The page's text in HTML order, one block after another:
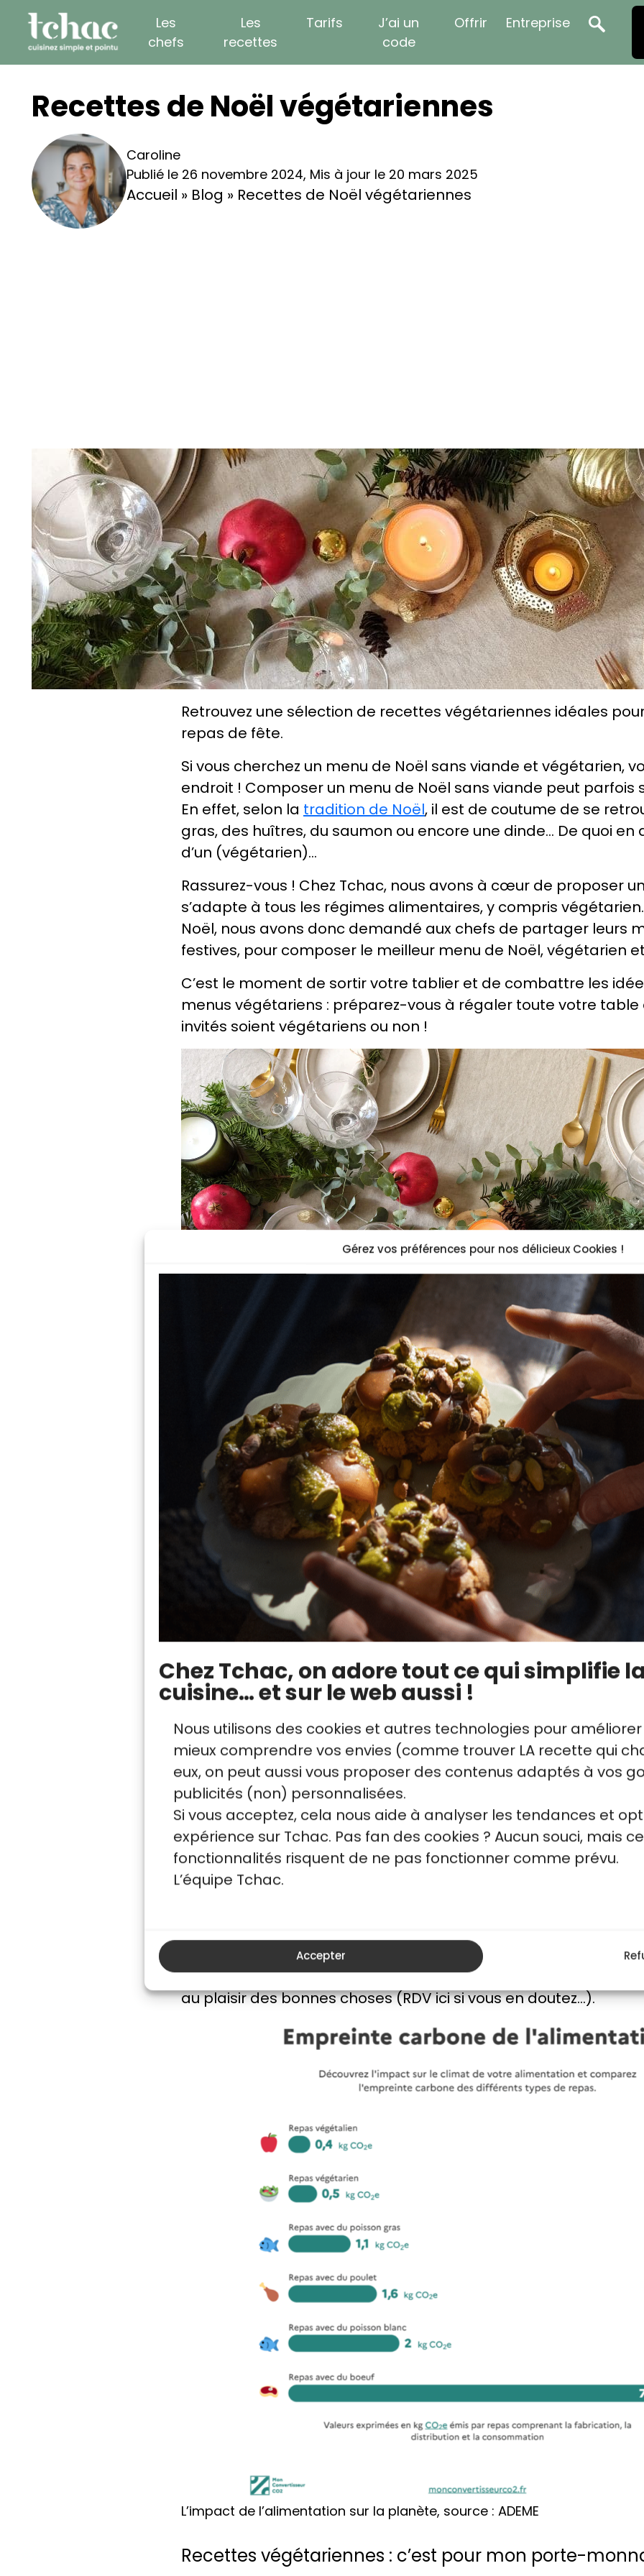
Gérez vos préférences pour nos délicieux Cookies !
Chez Tchac, on adore tout ce qui simplifie
cuisine… et sur le web aussi !
Nous utilisons des cookies et autres technologies pour
mieux comprendre vos envies (comme trouver LA recette qui
eux, on peut aussi vous proposer des contenus adaptés à vos
publicités (non) personnalisées.
Si vous acceptez, cela nous aide à analyser les tendances et
expérience sur Tchac. Pas fan des cookies ? Aucun souci, mais
fonctionnalités risquent de ne pas fonctionner comme prévu.
L’équipe Tchac.
Accepter
content
Les
chefs
Les
recettes
Tarifs
J’ai un
code
Offrir Entreprise
Recettes de Noël végétariennes
Caroline
Publié le 26 novembre 2024, Mis à jour le 20 mars 2025
Accueil » Blog » Recettes de Noël végétariennes
Retrouvez une sélection de recettes végétariennes idéales
repas de fête.
Si vous cherchez un menu de Noël sans viande et végétarien,
endroit ! Composer un menu de Noël sans viande peut parfois
En effet, selon la tradition de Noël, il est de coutume de se
gras, des huîtres, du saumon ou encore une dinde… De quoi en
d’un (végétarien)…
Rassurez-vous ! Chez Tchac, nous avons à cœur de proposer
s’adapte à tous les régimes alimentaires, y compris végétarien.
Noël, nous avons donc demandé aux chefs de partager leurs
festives, pour composer le meilleur menu de Noël, végétarien
C’est le moment de sortir votre tablier et de combattre les
menus végétariens : préparez-vous à régaler toute votre table
invités soient végétariens ou non !
La table de Noël et le challenge d’un menu végétarien
Pourquoi faire des recettes de
végétariennes ?
Avant de vous partager toutes les inspirations de recettes de
voici les très bonnes raisons de se lancer. Utile si jamais l’on
à table.
Recettes végétariennes : c’est pour la planète !
La première raison de cuisiner un repas végétarien à Noël, c’est
impact moindre sur l’environnement. Au-delà du bien-être
alimentation végétarienne est meilleure pour l’environnement.
viande demande de l’espace (qui entretient la déforestation)
(eau et énergies pour l’alimentation des troupeaux). En
d’animaux comme les bovins (vaches, veau ou encore bœuf)
devenir végétarien, limiter sa consommation de viande
des activités humaines sur la planète. Et cela ne veut pas
au plaisir des bonnes choses (RDV ici si vous en doutez…).
L’impact de l’alimentation sur la planète, source : ADEME
Recettes végétariennes : c’est pour mon porte-